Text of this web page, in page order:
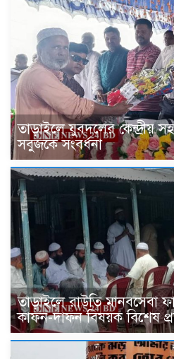
তাড়াইলে যুবদলের কেন্দ্রীয়
সবুজকে সংবর্ধনা
তাড়াইলে রাউতি মানবসেবা
কাফন-দাফন বিষয়ক বিশেষ